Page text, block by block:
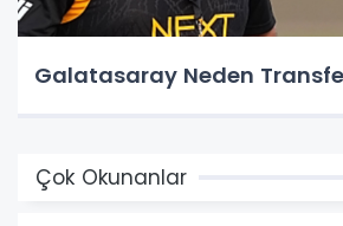
Galatasaray Neden
Çok Okunanlar